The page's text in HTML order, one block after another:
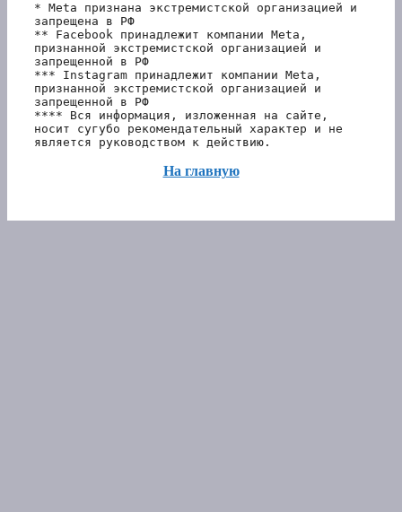
* Meta признана экстремистской организацией и
запрещена в РФ
** Facebook принадлежит компании Meta,
признанной экстремистской организацией и
запрещенной в РФ
*** Instagram принадлежит компании Meta,
признанной экстремистской организацией и
запрещенной в РФ
**** Вся информация, изложенная на сайте,
носит сугубо рекомендательный характер и не
является руководством к действию.
На главную